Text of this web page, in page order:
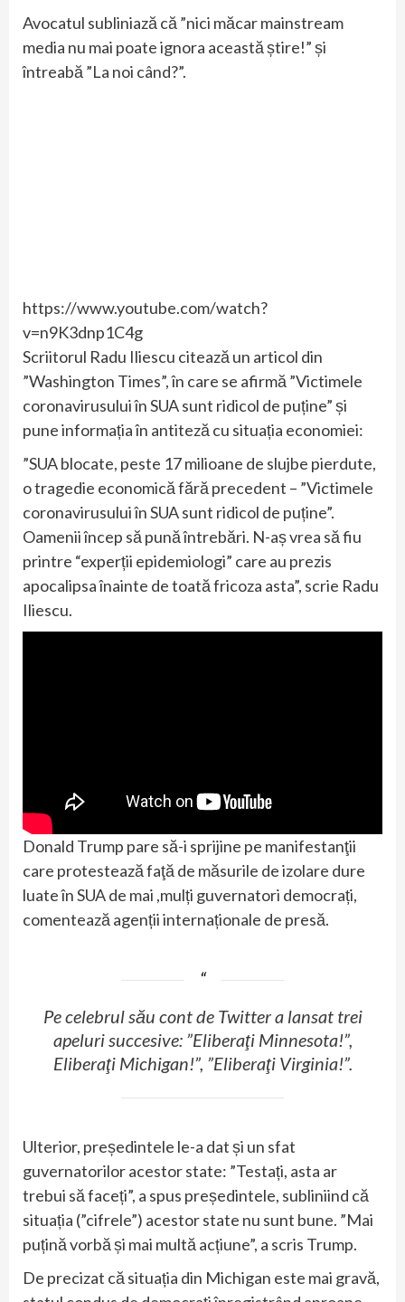
Avocatul subliniază că ”nici măcar mainstream
media nu mai poate ignora această știre!” și
întreabă ”La noi când?”.
https://www.youtube.com/watch?
v=n9K3dnp1C4g
Scriitorul Radu Iliescu citează un articol din
”Washington Times”, în care se afirmă ”Victimele
coronavirusului în SUA sunt ridicol de puține” și
pune informația în antiteză cu situația economiei:
”SUA blocate, peste 17 milioane de slujbe pierdute,
o tragedie economică fără precedent – ”Victimele
coronavirusului în SUA sunt ridicol de puține”.
Oamenii încep să pună întrebări. N-aș vrea să fiu
printre “experții epidemiologi” care au prezis
apocalipsa înainte de toată fricoza asta”, scrie Radu
Iliescu.
Donald Trump pare să-i sprijine pe manifestanţii
care protestează faţă de măsurile de izolare dure
luate în SUA de mai ,mulți guvernatori democrați,
comentează agenții internaționale de presă.
Pe celebrul său cont de Twitter a lansat trei
apeluri succesive: ”Eliberaţi Minnesota!”,
Eliberaţi Michigan!”, ”Eliberaţi Virginia!”.
Ulterior, președintele le-a dat și un sfat
guvernatorilor acestor state: ”Testați, asta ar
trebui să faceți”, a spus președintele, subliniind că
situația (”cifrele”) acestor state nu sunt bune. ”Mai
puțină vorbă și mai multă acțiune”, a scris Trump.
De precizat că situația din Michigan este mai gravă,